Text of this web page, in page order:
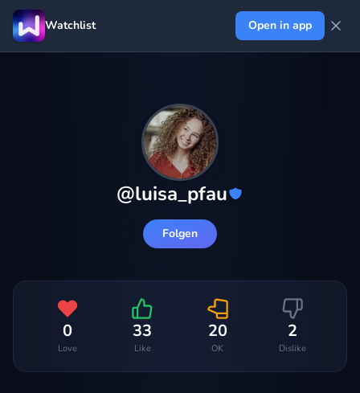
Watchlist Open in app
@luisa_pfau
Folgen
0
Love
33
Like
20
OK
2
Dislike